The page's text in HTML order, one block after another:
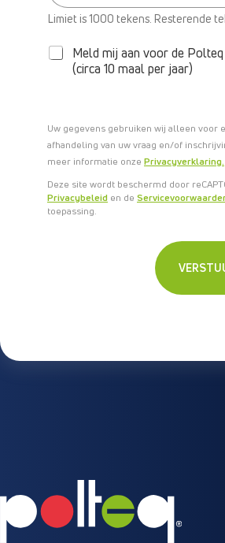
Limiet is 1000 tekens. Resterende
N
E
U
I
E
F
Meld mij aan voor de
(circa 10 maal per jaar)
Uw gegevens gebruiken wij alleen voor
afhandeling van uw vraag en/of
meer informatie onze Privacyverklaring.
Deze site wordt beschermd door
Privacybeleid en de
toepassing.